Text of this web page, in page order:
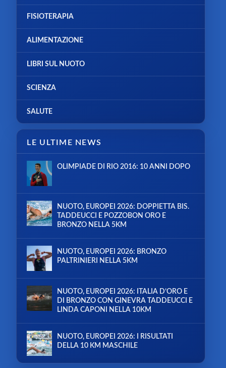
FISIOTERAPIA
ALIMENTAZIONE
LIBRI SUL NUOTO
SCIENZA
SALUTE
LE ULTIME NEWS
OLIMPIADE DI RIO 2016: 10 ANNI DOPO
NUOTO, EUROPEI 2026: DOPPIETTA BIS.
TADDEUCCI E POZZOBON ORO E
BRONZO NELLA 5KM
NUOTO, EUROPEI 2026: BRONZO
PALTRINIERI NELLA 5KM
NUOTO, EUROPEI 2026: ITALIA D’ORO E
DI BRONZO CON GINEVRA TADDEUCCI E
LINDA CAPONI NELLA 10KM
NUOTO, EUROPEI 2026: I RISULTATI
DELLA 10 KM MASCHILE